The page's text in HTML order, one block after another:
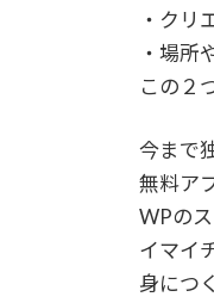
・クリ
・場所
この２
今まで
無料ア
WPの
イマイ
身につ